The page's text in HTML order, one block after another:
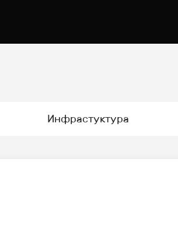
Инфрастуктура